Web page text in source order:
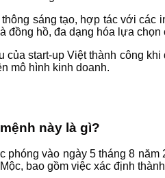
sáng tạo, hợp tác với
đồng hồ, đa dạng hóa lựa chọn
start-up Việt thành công
mô hình kinh doanh.
này là gì?
phóng vào ngày 5 tháng 8
bao gồm việc xác định